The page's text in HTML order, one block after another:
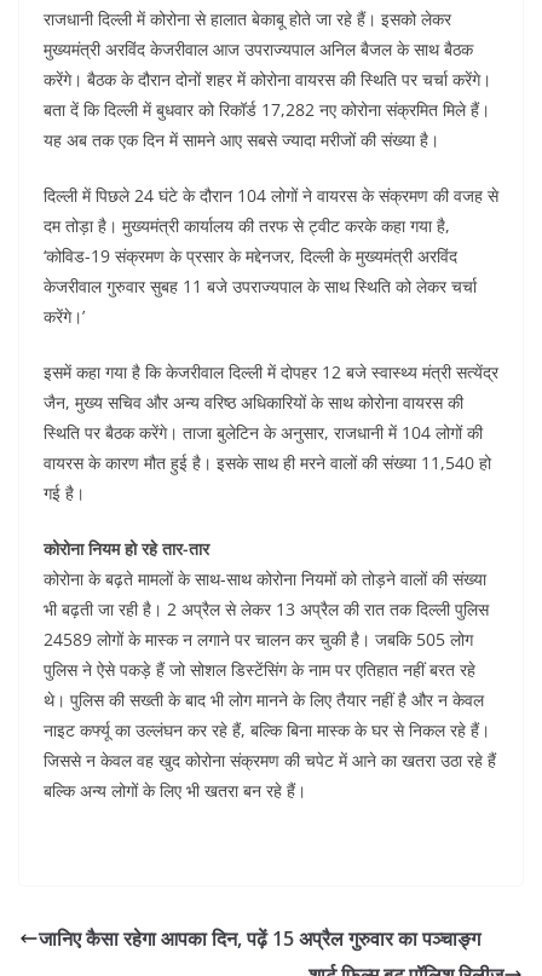
c
e
b
o
o
k
itt
er
at
s
A
p
p
ai
l
k
e
dI
n
d
di
t
राजधानी दिल्ली में कोरोना से हालात बेकाबू होते जा रहे हैं। इसको लेकर
मुख्यमंत्री अरविंद केजरीवाल आज उपराज्यपाल अनिल बैजल के साथ बैठक
करेंगे। बैठक के दौरान दोनों शहर में कोरोना वायरस की स्थिति पर चर्चा करेंगे।
बता दें कि दिल्ली में बुधवार को रिकॉर्ड 17,282 नए कोरोना संक्रमित मिले हैं।
यह अब तक एक दिन में सामने आए सबसे ज्यादा मरीजों की संख्या है।
दिल्ली में पिछले 24 घंटे के दौरान 104 लोगों ने वायरस के संक्रमण की वजह से
दम तोड़ा है। मुख्यमंत्री कार्यालय की तरफ से ट्वीट करके कहा गया है,
‘कोविड-19 संक्रमण के प्रसार के मद्देनजर, दिल्ली के मुख्यमंत्री अरविंद
केजरीवाल गुरुवार सुबह 11 बजे उपराज्यपाल के साथ स्थिति को लेकर चर्चा
करेंगे।’
इसमें कहा गया है कि केजरीवाल दिल्ली में दोपहर 12 बजे स्वास्थ्य मंत्री सत्येंद्र
जैन, मुख्य सचिव और अन्य वरिष्ठ अधिकारियों के साथ कोरोना वायरस की
स्थिति पर बैठक करेंगे। ताजा बुलेटिन के अनुसार, राजधानी में 104 लोगों की
वायरस के कारण मौत हुई है। इसके साथ ही मरने वालों की संख्या 11,540 हो
गई है।
कोरोना नियम हो रहे तार-तार
कोरोना के बढ़ते मामलों के साथ-साथ कोरोना नियमों को तोड़ने वालों की संख्या
भी बढ़ती जा रही है। 2 अप्रैल से लेकर 13 अप्रैल की रात तक दिल्ली पुलिस
24589 लोगों के मास्क न लगाने पर चालन कर चुकी है। जबकि 505 लोग
पुलिस ने ऐसे पकड़े हैं जो सोशल डिस्टेंसिंग के नाम पर एतिहात नहीं बरत रहे
थे। पुलिस की सख्ती के बाद भी लोग मानने के लिए तैयार नहीं है और न केवल
नाइट कर्फ्यू का उल्लंघन कर रहे हैं, बल्कि बिना मास्क के घर से निकल रहे हैं।
जिससे न केवल वह खुद कोरोना संक्रमण की चपेट में आने का खतरा उठा रहे हैं
बल्कि अन्य लोगों के लिए भी खतरा बन रहे हैं।
जानिए कैसा रहेगा आपका दिन, पढ़ें 15 अप्रैल गुरुवार का पञ्चाङ्ग